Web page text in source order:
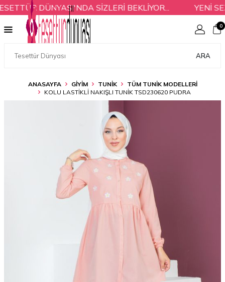
DÜNYASI'NDA SİZLERİ BEKLİYOR... YENİ
ARA
0
ANASAYFA GİYİM TUNİK
TÜM TUNIK MODELLERI
KOLU LASTIKLI NAKIŞLI TUNIK TSD230620 PUDRA